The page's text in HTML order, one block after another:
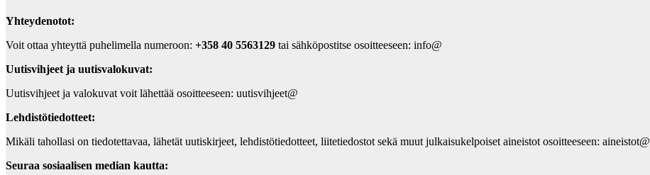
Yhteydenotot:
Voit ottaa yhteyttä puhelimella numeroon: +358 40 5563129 tai sähköpostitse osoitteeseen: info@
Uutisvihjeet ja uutisvalokuvat:
Uutisvihjeet ja valokuvat voit lähettää osoitteeseen: uutisvihjeet@
Lehdistötiedotteet:
Mikäli tahollasi on tiedotettavaa, lähetät uutiskirjeet, lehdistötiedotteet, liitetiedostot sekä muut julkaisukelpoiset aineistot osoitteeseen: aineistot@
Seuraa sosiaalisen median kautta: